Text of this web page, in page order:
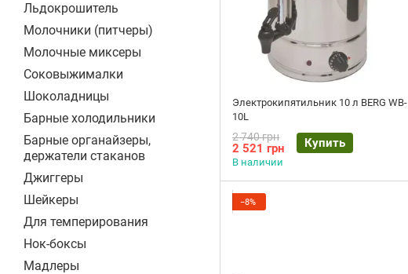
Электрокипятильник 10 л BERG WB-
10L
2 740 грн
2 521 грн Купить
В наличии
−8%
Льдокрошитель
Молочники (питчеры)
Молочные миксеры
Соковыжималки
Шоколадницы
Барные холодильники
Барные органайзеры,
держатели стаканов
Джиггеры
Шейкеры
Для темперирования
Нок-боксы
Мадлеры